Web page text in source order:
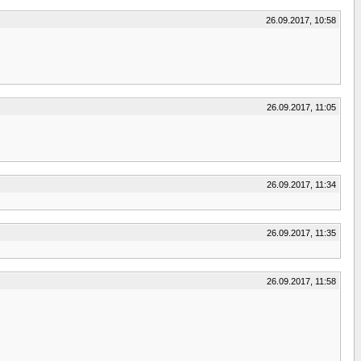
26.09.2017, 10:58
26.09.2017, 11:05
26.09.2017, 11:34
26.09.2017, 11:35
26.09.2017, 11:58